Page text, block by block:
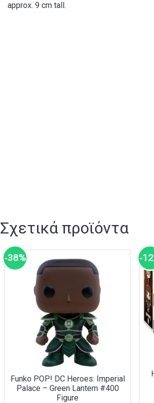
approx. 9 cm tall.
Σχετικά προϊόντα
‑38%
Funko POP! DC Heroes: Imperial
Palace – Green Lantern #400
Figure